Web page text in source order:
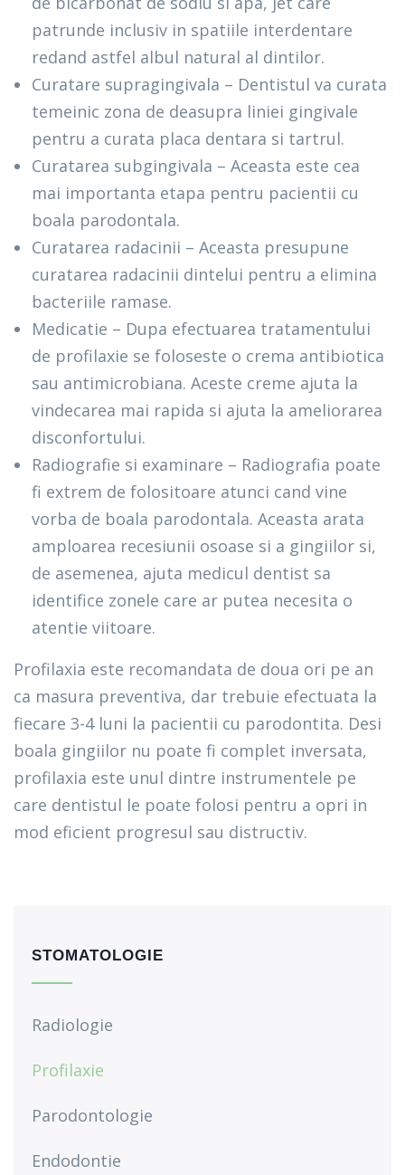
patrunde inclusiv in spatiile interdentare
redand astfel albul natural al dintilor.
Curatare supragingivala – Dentistul va curata
temeinic zona de deasupra liniei gingivale
pentru a curata placa dentara si tartrul.
Curatarea subgingivala – Aceasta este cea
mai importanta etapa pentru pacientii cu
boala parodontala.
Curatarea radacinii – Aceasta presupune
curatarea radacinii dintelui pentru a elimina
bacteriile ramase.
Medicatie – Dupa efectuarea tratamentului
de profilaxie se foloseste o crema antibiotica
sau antimicrobiana. Aceste creme ajuta la
vindecarea mai rapida si ajuta la ameliorarea
disconfortului.
Radiografie si examinare – Radiografia poate
fi extrem de folositoare atunci cand vine
vorba de boala parodontala. Aceasta arata
amploarea recesiunii osoase si a gingiilor si,
de asemenea, ajuta medicul dentist sa
identifice zonele care ar putea necesita o
atentie viitoare.
Profilaxia este recomandata de doua ori pe an
ca masura preventiva, dar trebuie efectuata la
fiecare 3-4 luni la pacientii cu parodontita. Desi
boala gingiilor nu poate fi complet inversata,
profilaxia este unul dintre instrumentele pe
care dentistul le poate folosi pentru a opri in
mod eficient progresul sau distructiv.
STOMATOLOGIE
Radiologie
Profilaxie
Parodontologie
Endodontie